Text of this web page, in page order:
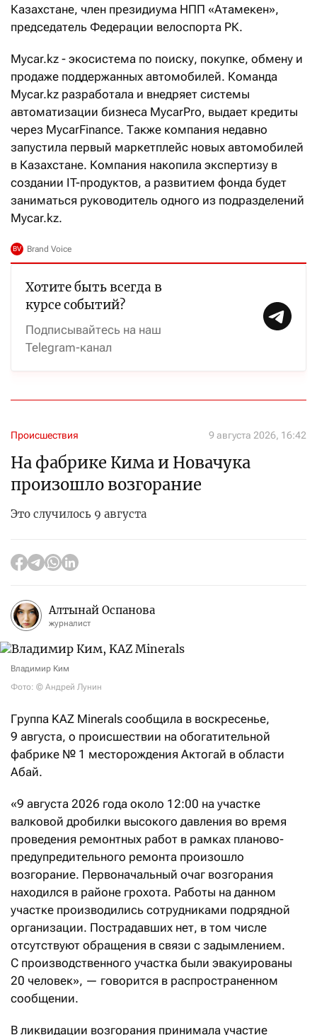
Казахстане, член президиума НПП «Атамекен»,
председатель Федерации велоспорта РК.
Mycar.kz - экосистема по поиску, покупке, обмену и
продаже поддержанных автомобилей. Команда
Mycar.kz разработала и внедряет системы
автоматизации бизнеса MycarPro, выдает кредиты
через MycarFinance. Также компания недавно
запустила первый маркетплейс новых автомобилей
в Казахстане. Компания накопила экспертизу в
создании IT-продуктов, а развитием фонда будет
заниматься руководитель одного из подразделений
Mycar.kz.
Хотите быть всегда в
курсе событий?
Подписывайтесь на наш
Telegram-канал
Происшествия 9 августа 2026, 16:42
На фабрике Кима и Новачука
произошло возгорание
Это случилось 9 августа
Алтынай Оспанова
журналист
Владимир Ким
Фото: © Андрей Лунин
Группа KAZ Minerals сообщила в воскресенье,
9 августа, о происшествии на обогатительной
фабрике № 1 месторождения Актогай в области
Абай.
«9 августа 2026 года около 12:00 на участке
валковой дробилки высокого давления во время
проведения ремонтных работ в рамках планово-
предупредительного ремонта произошло
возгорание. Первоначальный очаг возгорания
находился в районе грохота. Работы на данном
участке производились сотрудниками подрядной
организации. Пострадавших нет, в том числе
отсутствуют обращения в связи с задымлением.
С производственного участка были эвакуированы
20 человек», — говорится в распространенном
сообщении.
В ликвидации возгорания принимала участие